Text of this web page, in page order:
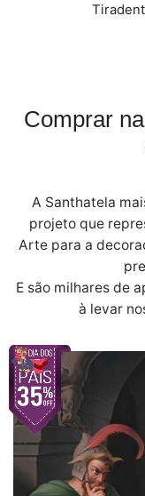
Comprar
A Santhatela
projeto que
Arte para a
E são milhares de
à levar